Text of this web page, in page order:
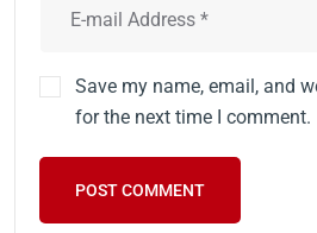
Save my name, email, and
for the next time I comment.
POST COMMENT